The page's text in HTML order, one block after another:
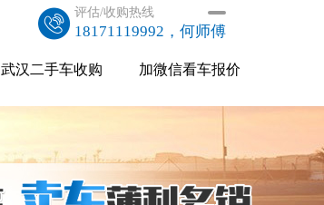
评估/收购热线
18171119992，何师傅
武汉二手车收购 加微信看车报价